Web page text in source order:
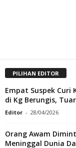
PILIHAN EDITOR
Empat Suspek Curi
di Kg Berungis,
Editor - 28/04/2026
Orang Awam
Meninggal Dunia